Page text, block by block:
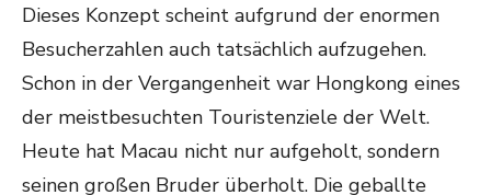
Dieses Konzept scheint aufgrund der enormen
Besucherzahlen auch tatsächlich aufzugehen.
Schon in der Vergangenheit war Hongkong eines
der meistbesuchten Touristenziele der Welt.
Heute hat Macau nicht nur aufgeholt, sondern
seinen großen Bruder überholt. Die geballte